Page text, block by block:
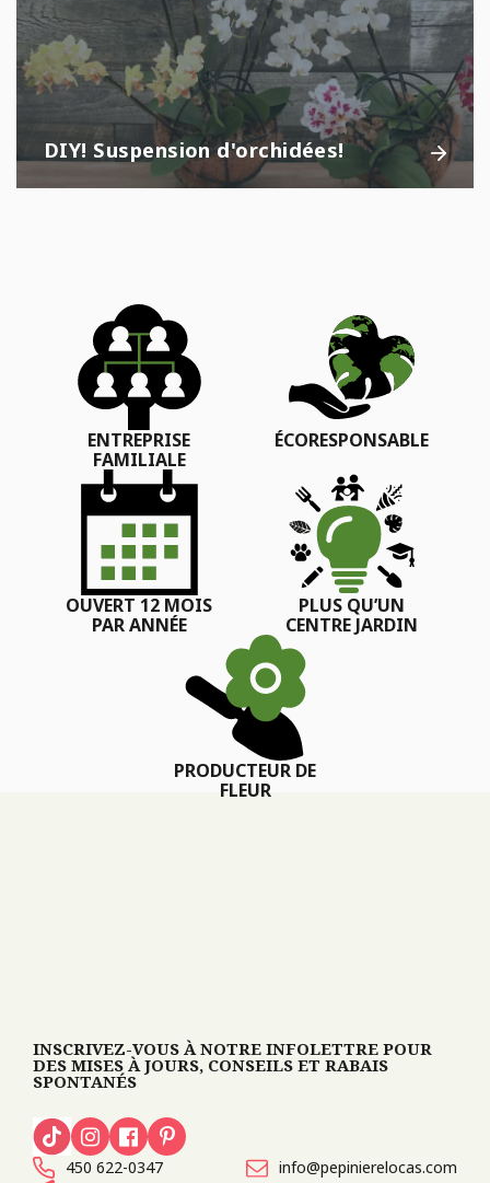
DIY! Suspension d'orchidées!
ENTREPRISE
FAMILIALE
ÉCORESPONSABLE
OUVERT 12 MOIS
PAR ANNÉE
PLUS QU’UN
CENTRE JARDIN
PRODUCTEUR DE
FLEUR
INSCRIVEZ-VOUS À NOTRE INFOLETTRE POUR
DES MISES À JOURS, CONSEILS ET RABAIS
SPONTANÉS
450 622-0347
info@pepinierelocas.com